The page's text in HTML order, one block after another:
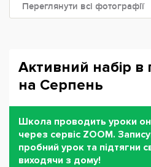
Переглянути всі фотографії
Активний набір в
на Серпень
Школа проводить уроки
через сервіс ZOOM.
пробний урок та підтягни
виходячи з дому!